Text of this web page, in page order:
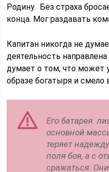
Родину. Без страха
конца. Мог раздавать
Капитан никогда не
деятельность
думает о том, что может
образе богатыря и смело
Его батарея
основной
теряет
поля боя, а с
сражаться.